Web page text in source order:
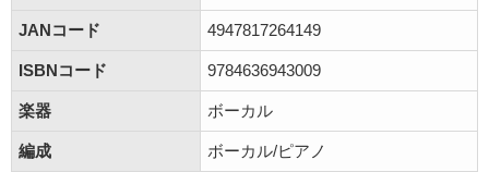
JANコード 4947817264149
ISBNコード 9784636943009
楽器 ボーカル
編成 ボーカル/ピアノ